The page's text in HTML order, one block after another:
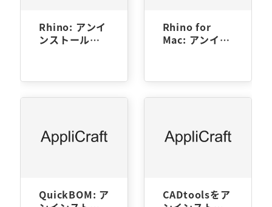
Rhino: アンイ
ンストール方
Rhino for
Mac: アンイン
QuickBOM: ア
CADtoolsをア